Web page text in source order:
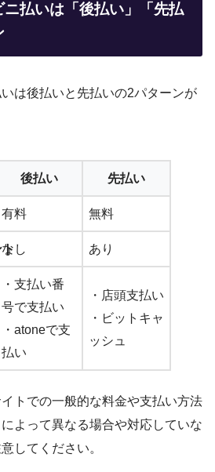
ニ払いは「後払い」「先払
は後払いと先払いの2パターンが
後払い 先払い
有料 無料
なし あり
・支払い番
号で支払い
・atoneで支
払い
・店頭支払い
・ビットキャ
ッシュ
イトでの一般的な料金や支払い方法
よって異なる場合や対応していな
してください。